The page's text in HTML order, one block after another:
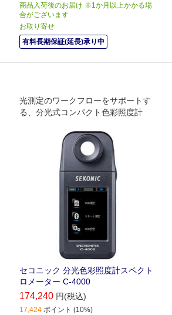
商品入荷後のお届け ※1か月以上かかる場
合がございます
お取り寄せ
有料長期保証(延長)承り中
光測定のワークフローをサポートす
る、分光式コンパクト色彩照度計
セコニック 分光色彩照度計スペクト
ロメーター C-4000
174,240 円(税込)
17,424 ポイント (10%)